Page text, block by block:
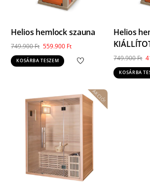
Helios hemlock szauna
749.900Ft Original
price
was:
559.900 FtCurrent
price
KOSÁRBA TESZEM
Helios
749.900Ft
KOSÁRBA
AKCIÓ!